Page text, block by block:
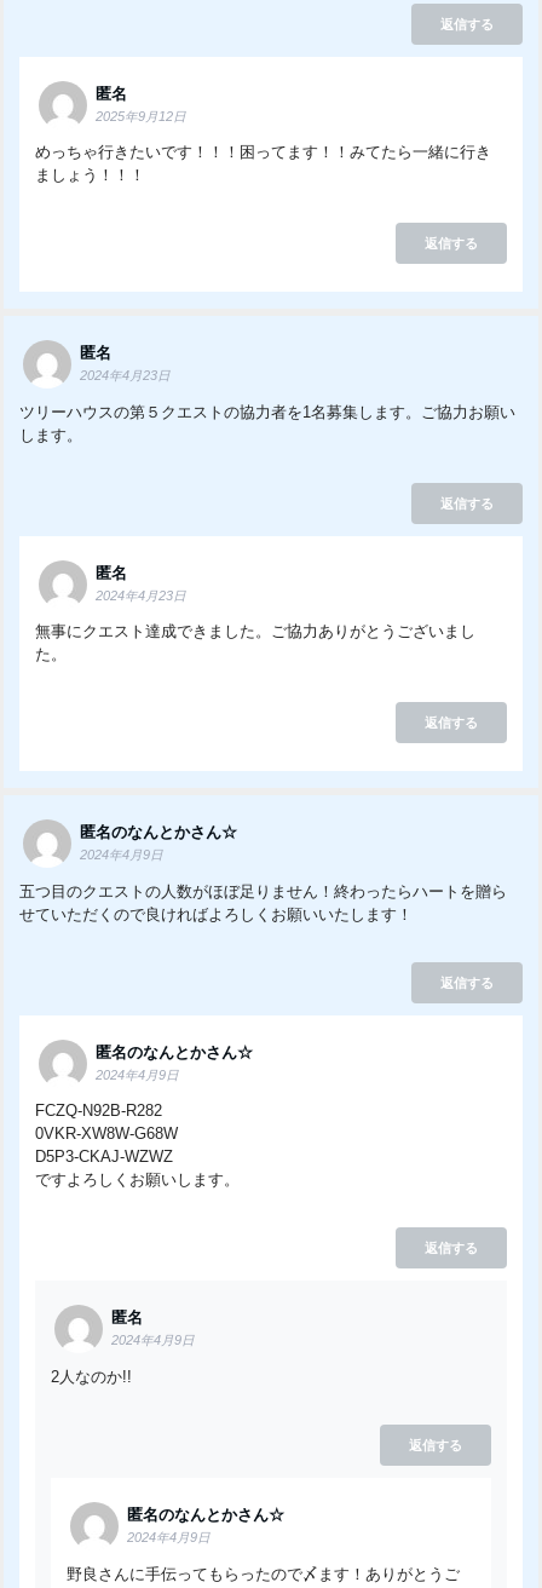
返信する
匿名
2025年9月12日
めっちゃ行きたいです！！！困ってます！！みてたら一緒に行き
ましょう！！！
返信する
匿名
2024年4月23日
ツリーハウスの第５クエストの協力者を1名募集します。ご協力お願い
します。
返信する
匿名
2024年4月23日
無事にクエスト達成できました。ご協力ありがとうございまし
た。
返信する
匿名のなんとかさん☆
2024年4月9日
五つ目のクエストの人数がほぼ足りません！終わったらハートを贈ら
せていただくので良ければよろしくお願いいたします！
返信する
匿名のなんとかさん☆
2024年4月9日
FCZQ-N92B-R282
0VKR-XW8W-G68W
D5P3-CKAJ-WZWZ
ですよろしくお願いします。
返信する
匿名
2024年4月9日
2人なのか!!
返信する
匿名のなんとかさん☆
2024年4月9日
野良さんに手伝ってもらったので〆ます！ありがとうご